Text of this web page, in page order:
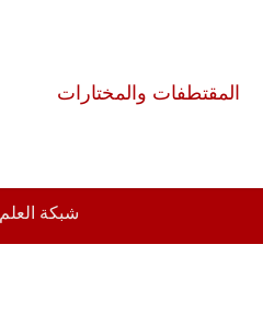
المقتطفات والمختارات
شبكة العلم